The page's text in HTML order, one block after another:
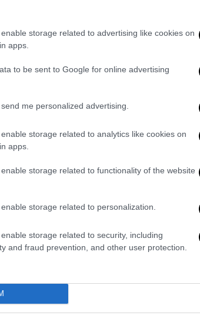
storage related to advertising like cookies on
apps.
to be sent to Google for online advertising
me personalized advertising.
storage related to analytics like cookies on
apps.
storage related to functionality of the website
storage related to personalization.
storage related to security, including
and fraud prevention, and other user protection.
υπουργικού συμβουλίου του
- Τσαβούσογλου, Ακάρ,
«γιοκ»;
το υπουργικό συμβούλιο
|24.05.2023 16:56
– Μην ασχολούμαστε
πρόσφατες δηλώσεις για
ο υπουργός εθνικής
του για διάλογο με την